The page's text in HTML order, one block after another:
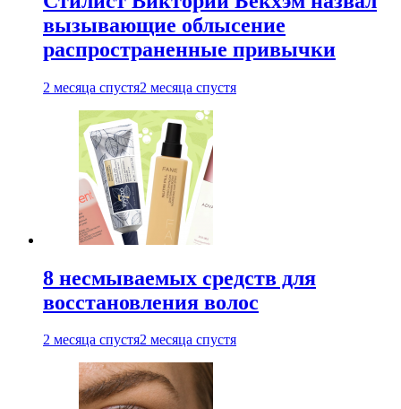
вызывающие облысение
распространенные привычки
2 месяца спустя2 месяца спустя
8 несмываемых средств для
восстановления волос
2 месяца спустя2 месяца спустя